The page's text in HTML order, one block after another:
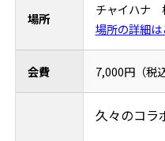
場所
チャイハナ
場所の詳細は
会費 7,000円（税込
久々のコラ